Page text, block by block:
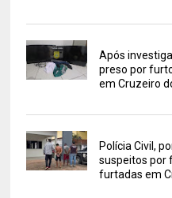
Após
preso por
em Cruzeiro
Polícia Civil,
suspeitos por
furtadas em